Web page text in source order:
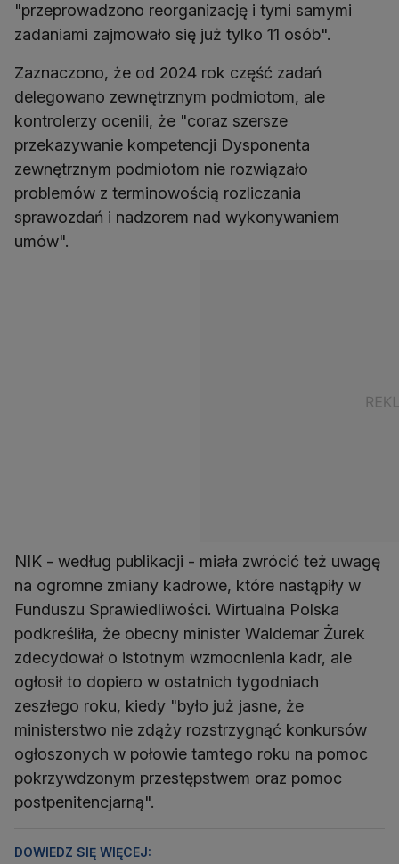
"przeprowadzono reorganizację i tymi samymi
zadaniami zajmowało się już tylko 11 osób".
Zaznaczono, że od 2024 rok część zadań
delegowano zewnętrznym podmiotom, ale
kontrolerzy ocenili, że "coraz szersze
przekazywanie kompetencji Dysponenta
zewnętrznym podmiotom nie rozwiązało
problemów z terminowością rozliczania
sprawozdań i nadzorem nad wykonywaniem
umów".
NIK - według publikacji - miała zwrócić też uwagę
na ogromne zmiany kadrowe, które nastąpiły w
Funduszu Sprawiedliwości. Wirtualna Polska
podkreśliła, że obecny minister Waldemar Żurek
zdecydował o istotnym wzmocnienia kadr, ale
ogłosił to dopiero w ostatnich tygodniach
zeszłego roku, kiedy "było już jasne, że
ministerstwo nie zdąży rozstrzygnąć konkursów
ogłoszonych w połowie tamtego roku na pomoc
pokrzywdzonym przestępstwem oraz pomoc
postpenitencjarną".
DOWIEDZ SIĘ WIĘCEJ: